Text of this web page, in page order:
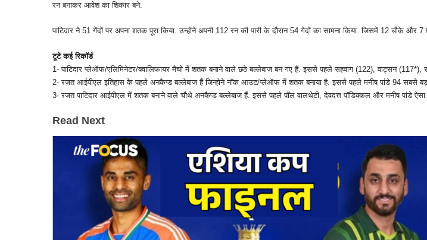
रन बनाकर आवेश का शिकार बने.
पाटिदार ने 51 गेंदों पर अपना शतक पूरा किया. उन्होने अपनी 112 रन की पारी के दौरान 54 गेदों का सामना किया. जिसमें 12 चौके
टूटे कई रिकॉर्ड
1- पाटिदार प्लेऑफ/एलिमिनेटर/क्वालिफायर मैचों में शतक बनाने वाले छठे बल्लेबाज बन गए हैं. इससे पहले सहवाग (122), वाट्सन
2- रजत आईपीएल इतिहास के पहले अनकैप्ड बल्लेबाज हैं जिन्होने नॉक आउट/प्लेऑफ में शतक बनाया है. इससे पहले मनीष पांडे 94 सबसे
3- रजत पाटिदार आईपीएल में शतक बनाने वाले चौथे अनकैप्ड बल्लेबाज हैं. इससे पहले पॉल वालथेटी, देवदत्त पॉडिक्कल और मनीष पांडे
Read Next